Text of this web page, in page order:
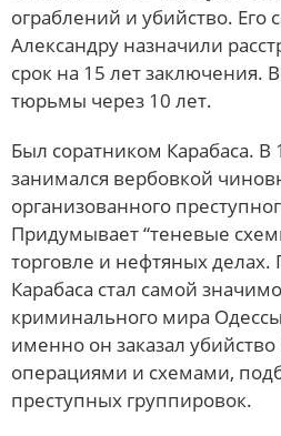
ограблений и убийство. Его
Александру назначили
срок на 15 лет заключения.
тюрьмы через 10 лет.
Был соратником Карабаса. В
занимался вербовкой
организованного
Придумывает “теневые
торговле и нефтяных делах.
Карабаса стал самой
криминального мира
именно он заказал
операциями и схемами,
преступных группировок.